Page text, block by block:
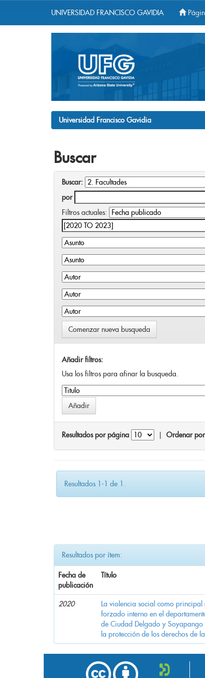
UNIVERSIDAD FRANCISCO GAVIDIA
Universidad Francisco Gavidia
Buscar
Buscar:
por
Filtros actuales:
Comenzar nueva busqueda
Añadir filtros:
Usa los filtros para afinar la busqueda.
Resultados por página Ordenar por
Resultados 1-1 de 1.
Resultados por ítem:
Fecha de
publicación
Título
2020
La violencia social como
forzado interno en el
de Ciudad Delgado y
la protección de los derechos de